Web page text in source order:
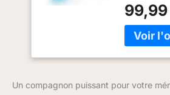
de 12 kPa.
et l'eau
pour le
Un compagnon puissant pour votre